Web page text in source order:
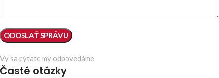
Vy sa pýtate my odpovedáme
Časté otázky